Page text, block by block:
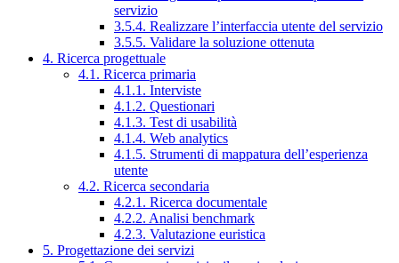
servizio
3.5.4. Realizzare l’interfaccia utente del servizio
3.5.5. Validare la soluzione ottenuta
4. Ricerca progettuale
4.1. Ricerca primaria
4.1.1. Interviste
4.1.2. Questionari
4.1.3. Test di usabilità
4.1.4. Web analytics
4.1.5. Strumenti di mappatura dell’esperienza
utente
4.2. Ricerca secondaria
4.2.1. Ricerca documentale
4.2.2. Analisi benchmark
4.2.3. Valutazione euristica
5. Progettazione dei servizi